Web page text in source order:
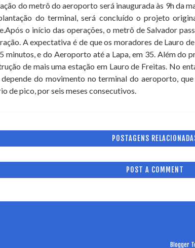
do metrô do aeroporto será inaugurada às 9h da
do terminal, será concluído o projeto
o início das operações, o metrô de Salvador
A expectativa é de que os moradores de Lauro
minutos, e do Aeroporto até a Lapa, em 35. Além do
de mais uma estação em Lauro de Freitas. No
do movimento no terminal do aeroporto,
de pico, por seis meses consecutivos.
POSTAGENS
POST A COMMENT
Blogger